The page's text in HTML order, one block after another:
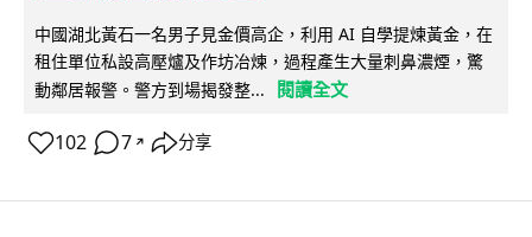
中國湖北黃石一名男子見金價高企，利用 AI 自學提煉黃金，在
租住單位私設高壓爐及作坊冶煉，過程產生大量刺鼻濃煙，驚
動鄰居報警。警方到場揭發整...
閱讀全文
102 7 ↗ 分享